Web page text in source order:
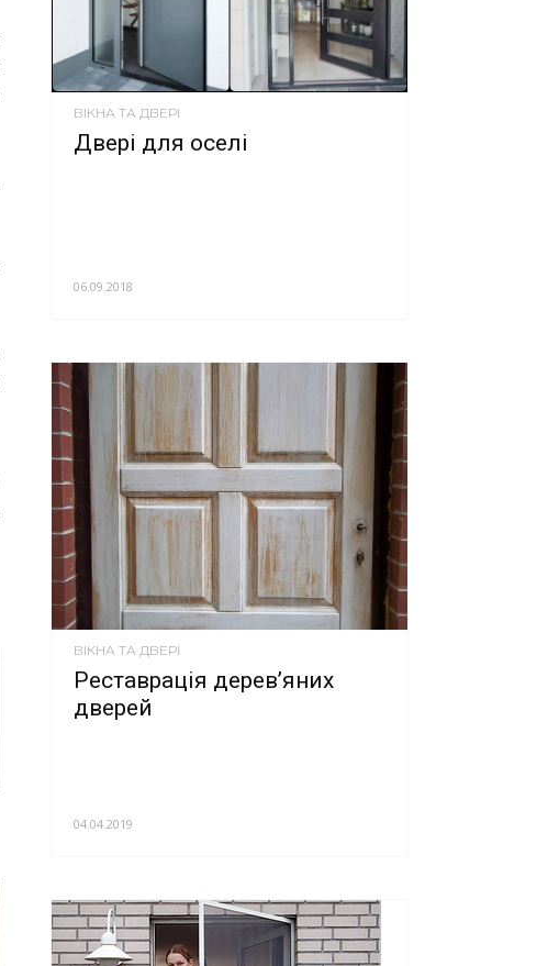
ВІКНА ТА ДВЕРІ
Двері для оселі
06.09.2018
ВІКНА ТА ДВЕРІ
Реставрація дерев’яних
дверей
04.04.2019